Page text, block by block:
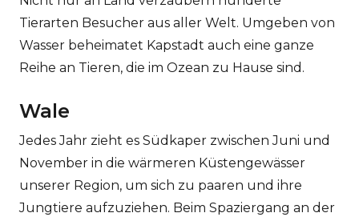
Tierarten Besucher aus aller Welt. Umgeben von
Wasser beheimatet Kapstadt auch eine ganze
Reihe an Tieren, die im Ozean zu Hause sind.
Wale
Jedes Jahr zieht es Südkaper zwischen Juni und
November in die wärmeren Küstengewässer
unserer Region, um sich zu paaren und ihre
Jungtiere aufzuziehen. Beim Spaziergang an der